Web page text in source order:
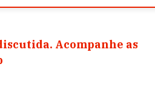
Acompanhe as